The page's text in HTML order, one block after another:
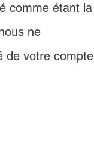
comme étant la
ne
de votre compte